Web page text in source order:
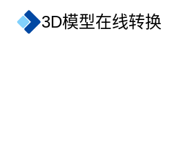
3D模型在线转换